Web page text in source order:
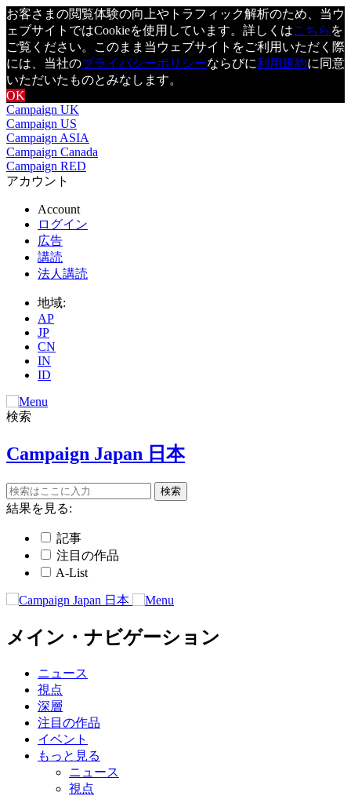
お客さまの閲覧体験の向上やトラフィック解析のため、当ウ
ェブサイトではCookieを使用しています。詳しくはこちら を
ご覧ください。このまま当ウェブサイトをご利用いただく際
には、当社のプライバシーポリシーならびに利用規約に同意
いただいたものとみなします。
OK
Campaign UK
Campaign US
Campaign ASIA
Campaign Canada
Campaign RED
アカウント
Account
ログイン
広告
講読
法人講読
地域:
AP
JP
CN
IN
ID
検索
Campaign Japan 日本
結果を見る:
記事
注目の作品
A-List
メイン・ナビゲーション
ニュース
視点
深層
注目の作品
イベント
もっと見る
ニュース
視点